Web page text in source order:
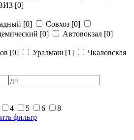
[0]
[0] Совхоз [0]
[0] Автовокзал [0]
[0] Уралмаш [1]
Чкаловская
4 5 6
8
фильтр